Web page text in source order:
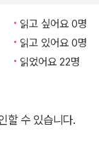
줄줄이 성공을 거두
색하여 런던과 뉴
세로 1924년 뉴
력이 남달랐던 소녀
을 떠올리며 이야
게 큰 인기를 끌었
마 같은 이 극적인
랜시스 호즈슨
성과 낭만적인
넷의 작품은 오늘
읽고 싶어요 0명
읽고 있어요 0명
읽었어요 22명
할 수 있습니다.